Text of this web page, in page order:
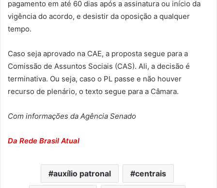
pagamento em até 60 dias após a assinatura ou início da
vigência do acordo, e desistir da oposição a qualquer
tempo.
Caso seja aprovado na CAE, a proposta segue para a
Comissão de Assuntos Sociais (CAS). Ali, a decisão é
terminativa. Ou seja, caso o PL passe e não houver
recurso de plenário, o texto segue para a Câmara.
Com informações da Agência Senado
Da Rede Brasil Atual
auxílio patronal centrais